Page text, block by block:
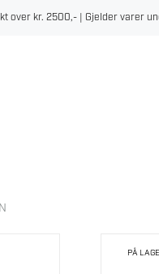
over kr. 2500,- | Gjelder varer
PÅ